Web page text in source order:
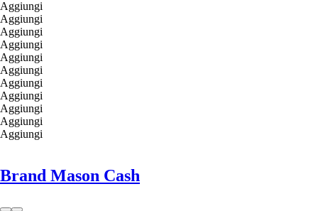
Aggiungi
Aggiungi
Aggiungi
Aggiungi
Aggiungi
Aggiungi
Aggiungi
Aggiungi
Aggiungi
Aggiungi
Aggiungi
Brand Mason Cash